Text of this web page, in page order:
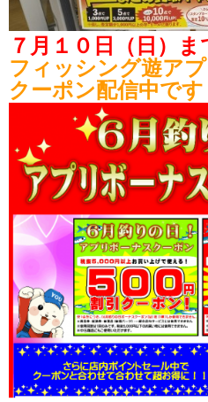
７月１０日（日）ま
フィッシング遊ア
クーポン配信中です